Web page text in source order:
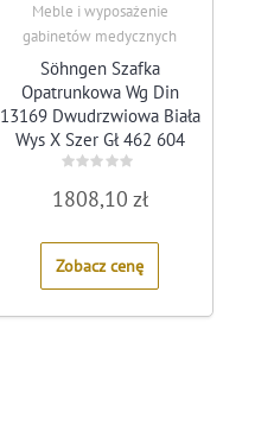
Meble i wyposażenie
gabinetów medycznych
Söhngen Szafka
Opatrunkowa Wg Din
13169 Dwudrzwiowa Biała
Wys X Szer Gł 462 604
170Mm
0
5
1808,10 zł
Zobacz cenę